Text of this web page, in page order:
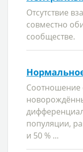
Отсутствие
совместно
сообществе.
Соотношение
популяции,
и 50 % ...